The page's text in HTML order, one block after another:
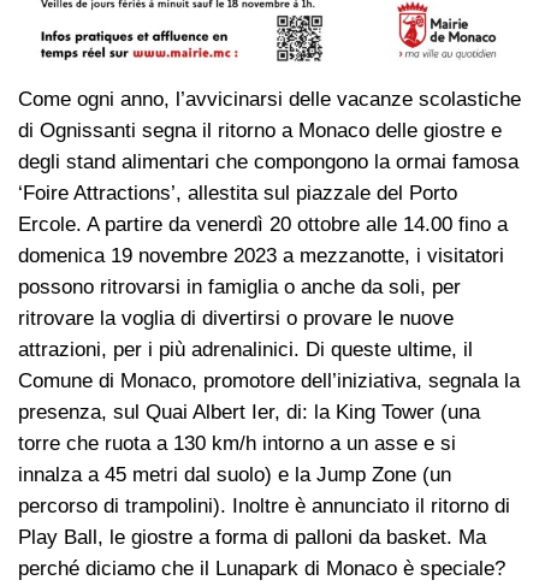
Come ogni anno, l’avvicinarsi delle vacanze scolastiche
di Ognissanti segna il ritorno a Monaco delle giostre e
degli stand alimentari che compongono la ormai famosa
‘Foire Attractions’, allestita sul piazzale del Porto
Ercole. A partire da venerdì 20 ottobre alle 14.00 fino a
domenica 19 novembre 2023 a mezzanotte, i visitatori
possono ritrovarsi in famiglia o anche da soli, per
ritrovare la voglia di divertirsi o provare le nuove
attrazioni, per i più adrenalinici. Di queste ultime, il
Comune di Monaco, promotore dell’iniziativa, segnala la
presenza, sul Quai Albert Ier, di: la King Tower (una
torre che ruota a 130 km/h intorno a un asse e si
innalza a 45 metri dal suolo) e la Jump Zone (un
percorso di trampolini). Inoltre è annunciato il ritorno di
Play Ball, le giostre a forma di palloni da basket. Ma
perché diciamo che il Lunapark di Monaco è speciale?